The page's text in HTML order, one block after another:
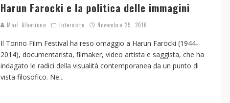
Harun Farocki e la politica delle immagini
Marì Alberione Interviste Novembre 29, 2016
Il Torino Film Festival ha reso omaggio a Harun Farocki (1944-
2014), documentarista, filmaker, video artista e saggista, che ha
indagato le radici della visualità contemporanea da un punto di
vista filosofico. Ne...